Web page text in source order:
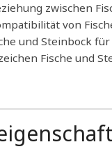
zwischen
von
und Steinbock
Fische und